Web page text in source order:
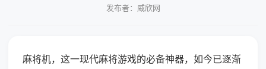
发布者：威欣网
麻将机，这一现代麻将游戏的必备神器，如今已逐渐